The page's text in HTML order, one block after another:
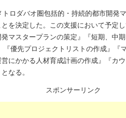
ロダバオ圏包括的・持続的都市開発
とを決定した。この支援において予定
マスタープランの策定』『短期、中
『優先プロジェクトリストの作成』『
にかかる人材育成計画の作成』『カ
なる。
スポンサーリンク